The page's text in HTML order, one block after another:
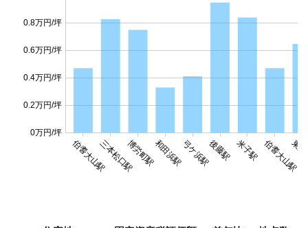
伯耆大山駅三本松口駅博労町駅和田浜駅弓ケ浜駅後藤駅 米子駅 伯耆大山駅
東
0万円/坪
0.2万円/坪
0.4万円/坪
0.6万円/坪
0.8万円/坪